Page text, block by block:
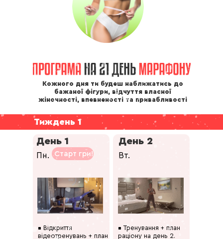
Кожного дня ти будеш наближатись до
бажаної фігури, відчуття власної
жіночності, впевненості та привабливості
Тиждень 1
День 2
▪ Тренування + план
раціону на день 2.
Вт.
День 1
Пн.
▪ Відкриття
відеотренувань + план
Старт гри!